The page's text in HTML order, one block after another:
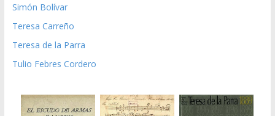
Simón Bolívar
Teresa Carreño
Teresa de la Parra
Tulio Febres Cordero